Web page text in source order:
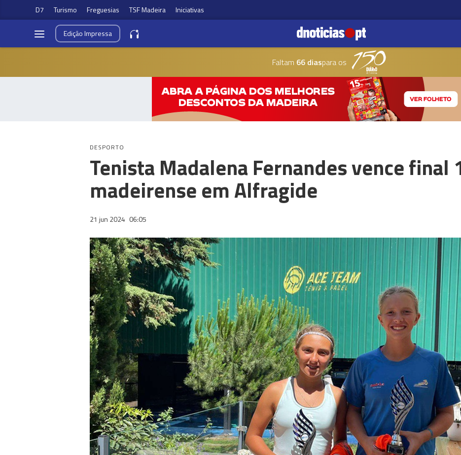
D7 Turismo Freguesias TSF Madeira Iniciativas
EdiçãoImpressa
Faltam 66 diaspara os
DESPORTO
Tenista Madalena Fernandes vence final
madeirense em Alfragide
21 jun 2024 06:05